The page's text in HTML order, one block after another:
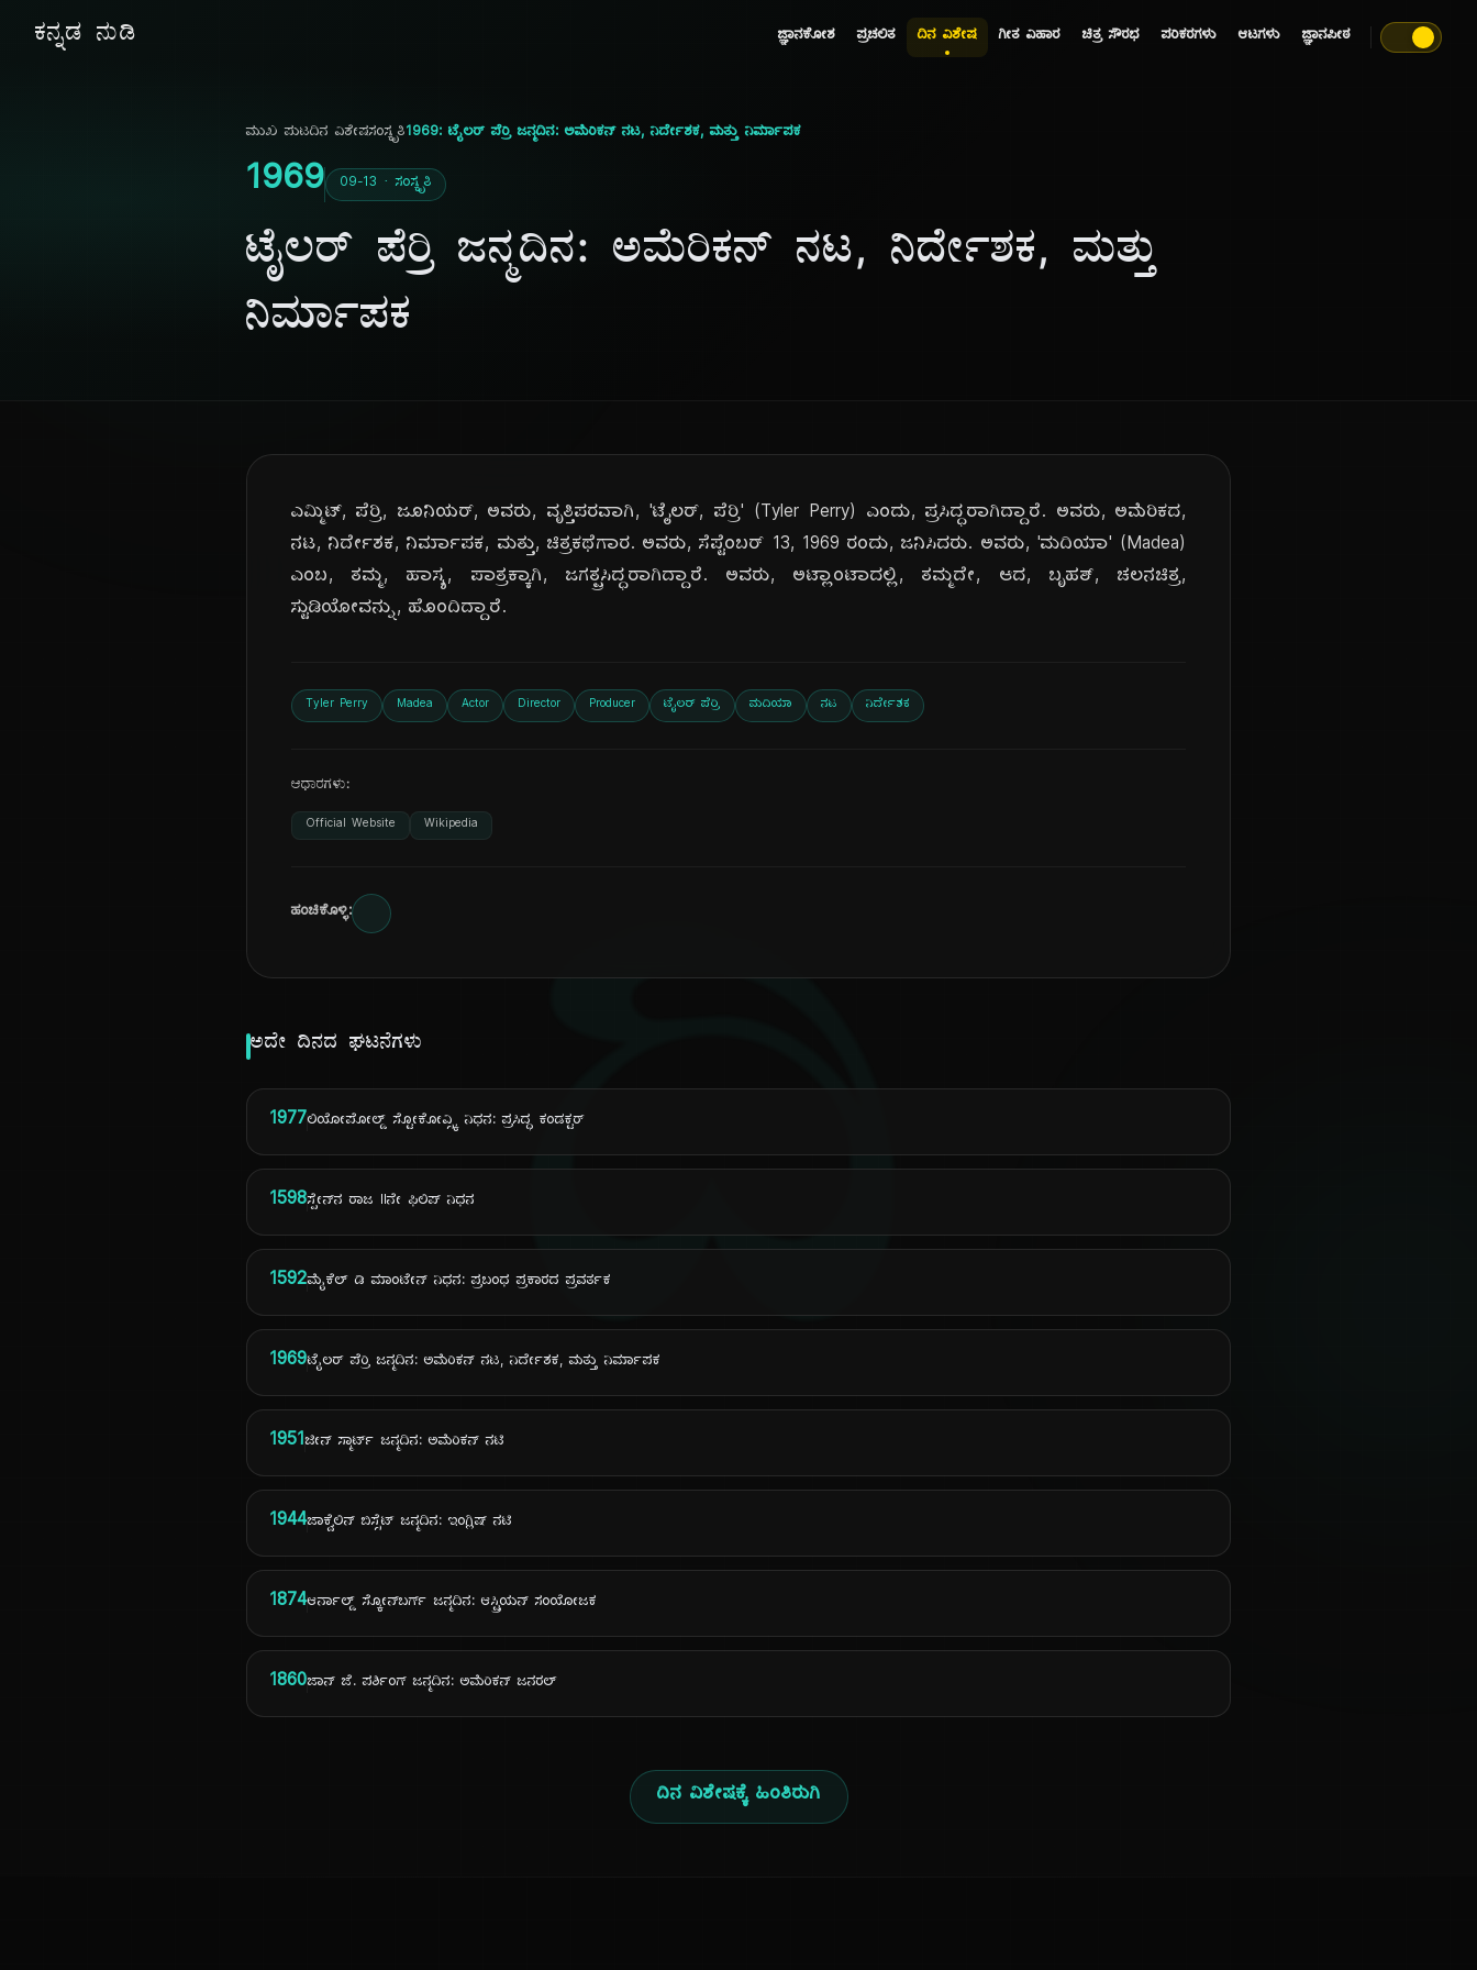
ಕನ್ನಡ ನುಡಿ ಜ್ಞಾನಕೋಶ ಪ್ರಚಲಿತ ದಿನ ವಿಶೇಷ ಗೀತ ವಿಹಾರ ಚಿತ್ರ ಸೌರಭ ಪರಿಕರಗಳು ಆಟಗಳು ಜ್ಞಾನಪೀಠ
ದಿ
ಮುಖ ಪುಟದಿನ ವಿಶೇಷಸಂಸ್ಕೃತಿ1969: ಟೈಲರ್ ಪೆರ್ರಿ ಜನ್ಮದಿನ: ಅಮೆರಿಕನ್ ನಟ, ನಿರ್ದೇಶಕ, ಮತ್ತು ನಿರ್ಮಾಪಕ
1969 09-13 · ಸಂಸ್ಕೃತಿ
ಟೈಲರ್ ಪೆರ್ರಿ ಜನ್ಮದಿನ: ಅಮೆರಿಕನ್ ನಟ, ನಿರ್ದೇಶಕ, ಮತ್ತು
ನಿರ್ಮಾಪಕ
ಎಮ್ಮಿಟ್, ಪೆರ್ರಿ, ಜೂನಿಯರ್, ಅವರು, ವೃತ್ತಿಪರವಾಗಿ, 'ಟೈಲರ್, ಪೆರ್ರಿ' (Tyler Perry) ಎಂದು, ಪ್ರಸಿದ್ಧರಾಗಿದ್ದಾರೆ. ಅವರು, ಅಮೆರಿಕದ,
ನಟ, ನಿರ್ದೇಶಕ, ನಿರ್ಮಾಪಕ, ಮತ್ತು, ಚಿತ್ರಕಥೆಗಾರ. ಅವರು, ಸೆಪ್ಟೆಂಬರ್ 13, 1969 ರಂದು, ಜನಿಸಿದರು. ಅವರು, 'ಮದಿಯಾ' (Madea)
ಎಂಬ, ತಮ್ಮ, ಹಾಸ್ಯ, ಪಾತ್ರಕ್ಕಾಗಿ, ಜಗತ್ಪ್ರಸಿದ್ಧರಾಗಿದ್ದಾರೆ. ಅವರು, ಅಟ್ಲಾಂಟಾದಲ್ಲಿ, ತಮ್ಮದೇ, ಆದ, ಬೃಹತ್, ಚಲನಚಿತ್ರ,
ಸ್ಟುಡಿಯೋವನ್ನು, ಹೊಂದಿದ್ದಾರೆ.
Tyler Perry Madea Actor Director Producer ಟೈಲರ್ ಪೆರ್ರಿ ಮದಿಯಾ ನಟ ನಿರ್ದೇಶಕ
ಆಧಾರಗಳು:
Official Website Wikipedia
ಹಂಚಿಕೊಳ್ಳಿ:
ಅದೇ ದಿನದ ಘಟನೆಗಳು
1977ಲಿಯೋಪೋಲ್ಡ್ ಸ್ಟೋಕೋವ್ಸ್ಕಿ ನಿಧನ: ಪ್ರಸಿದ್ಧ ಕಂಡಕ್ಟರ್
1598ಸ್ಪೇನ್‌ನ ರಾಜ IIನೇ ಫಿಲಿಪ್ ನಿಧನ
1592ಮೈಕೆಲ್ ಡಿ ಮಾಂಟೇನ್ ನಿಧನ: ಪ್ರಬಂಧ ಪ್ರಕಾರದ ಪ್ರವರ್ತಕ
1969ಟೈಲರ್ ಪೆರ್ರಿ ಜನ್ಮದಿನ: ಅಮೆರಿಕನ್ ನಟ, ನಿರ್ದೇಶಕ, ಮತ್ತು ನಿರ್ಮಾಪಕ
1951ಜೀನ್ ಸ್ಮಾರ್ಟ್ ಜನ್ಮದಿನ: ಅಮೆರಿಕನ್ ನಟಿ
1944ಜಾಕ್ವೆಲಿನ್ ಬಿಸ್ಸೆಟ್ ಜನ್ಮದಿನ: ಇಂಗ್ಲಿಷ್ ನಟಿ
1874ಆರ್ನಾಲ್ಡ್ ಸ್ಕೋನ್‌ಬರ್ಗ್ ಜನ್ಮದಿನ: ಆಸ್ಟ್ರಿಯನ್ ಸಂಯೋಜಕ
1860ಜಾನ್ ಜೆ. ಪರ್ಶಿಂಗ್ ಜನ್ಮದಿನ: ಅಮೆರಿಕನ್ ಜನರಲ್
ದಿನ ವಿಶೇಷಕ್ಕೆ ಹಿಂತಿರುಗಿ